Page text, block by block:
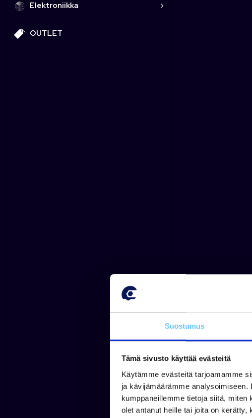
Suostumus
Tämä sivusto käyttää evästeitä
Käytämme evästeitä tarjoamamme
ja kävijämäärämme
kumppaneillemme tietoja siitä,
olet antanut heille tai joita on kerätty,
Elektroniikka
OUTLET